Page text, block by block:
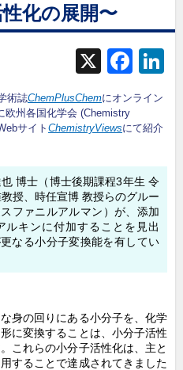
化の展開〜
X
F
a
c
e
b
o
o
k
術誌ChemPlusChemにオンライン
欧州各国化学会 (Chemistry
サイトChemistryViewsにて紹介
博士（博士後期課程3年生 令
授、時任宣博 教授らのグルー
ファニルアルマン）が、添加
キンに付加することを見出
なる小分子変換能を有してい
身の回りにある小分子を、化学
に変換することは、小分子活性
これらの小分子活性化は、主と
することで達成されてきました